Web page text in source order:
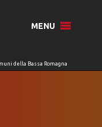
MENU